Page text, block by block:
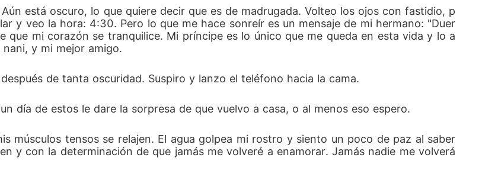
está oscuro, lo que quiere decir que es de madrugada. Volteo los ojos con fastidio, p
y veo la hora: 4:30. Pero lo que me hace sonreír es un mensaje de mi hermano: "Duer
que mi corazón se tranquilice. Mi príncipe es lo único que me queda en esta vida y lo a
y mi mejor amigo.
de tanta oscuridad. Suspiro y lanzo el teléfono hacia la cama.
día de estos le dare la sorpresa de que vuelvo a casa, o al menos eso espero.
músculos tensos se relajen. El agua golpea mi rostro y siento un poco de paz al saber
y con la determinación de que jamás me volveré a enamorar. Jamás nadie me volverá